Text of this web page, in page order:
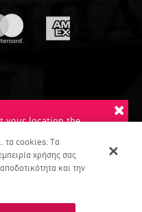
your location the
this language?
τα cookies. Τα
χρήσης σας
και την